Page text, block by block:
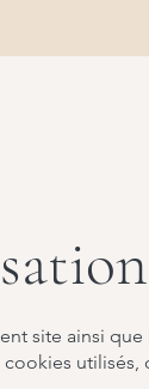
site ainsi
utilisés,